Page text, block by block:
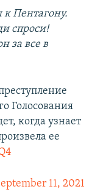
к Пентагону.
спроси!
за все в
Голосования
когда узнает
ее
11, 2021